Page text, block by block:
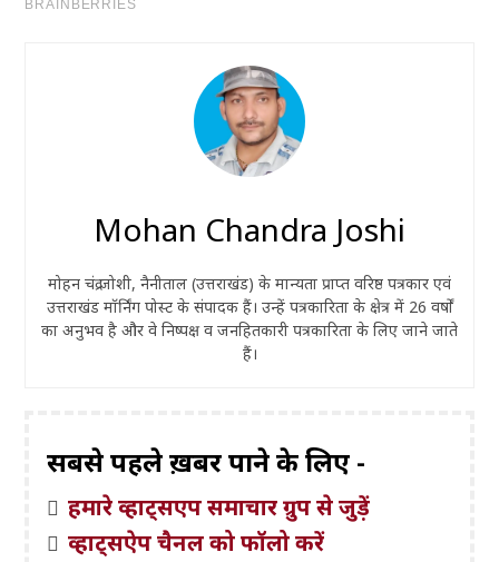
Mohan Chandra Joshi
मोहन चंद्र जोशी, नैनीताल (उत्तराखंड) के मान्यता प्राप्त वरिष्ठ पत्रकार एवं
उत्तराखंड मॉर्निंग पोस्ट के संपादक हैं। उन्हें पत्रकारिता के क्षेत्र में 26 वर्षों
का अनुभव है और वे निष्पक्ष व जनहितकारी पत्रकारिता के लिए जाने जाते
हैं।
सबसे पहले ख़बरें पाने के लिए -
हमारे व्हाट्सएप समाचार ग्रुप से जुड़ें
व्हाट्सऐप चैनल को फॉलो करें